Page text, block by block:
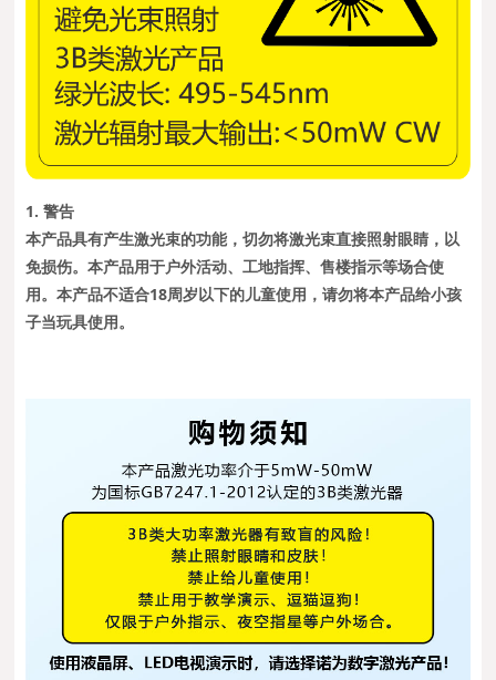
1. 警告
本产品具有产生激光束的功能，切勿将激光束直接照射眼睛，以
免损伤。本产品用于户外活动、工地指挥、售楼指示等场合使
用。本产品不适合18周岁以下的儿童使用，请勿将本产品给小孩
子当玩具使用。